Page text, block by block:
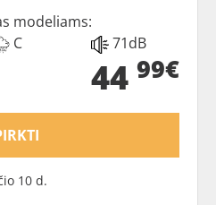
modeliams:
C 71dB
44 99€
10 d.